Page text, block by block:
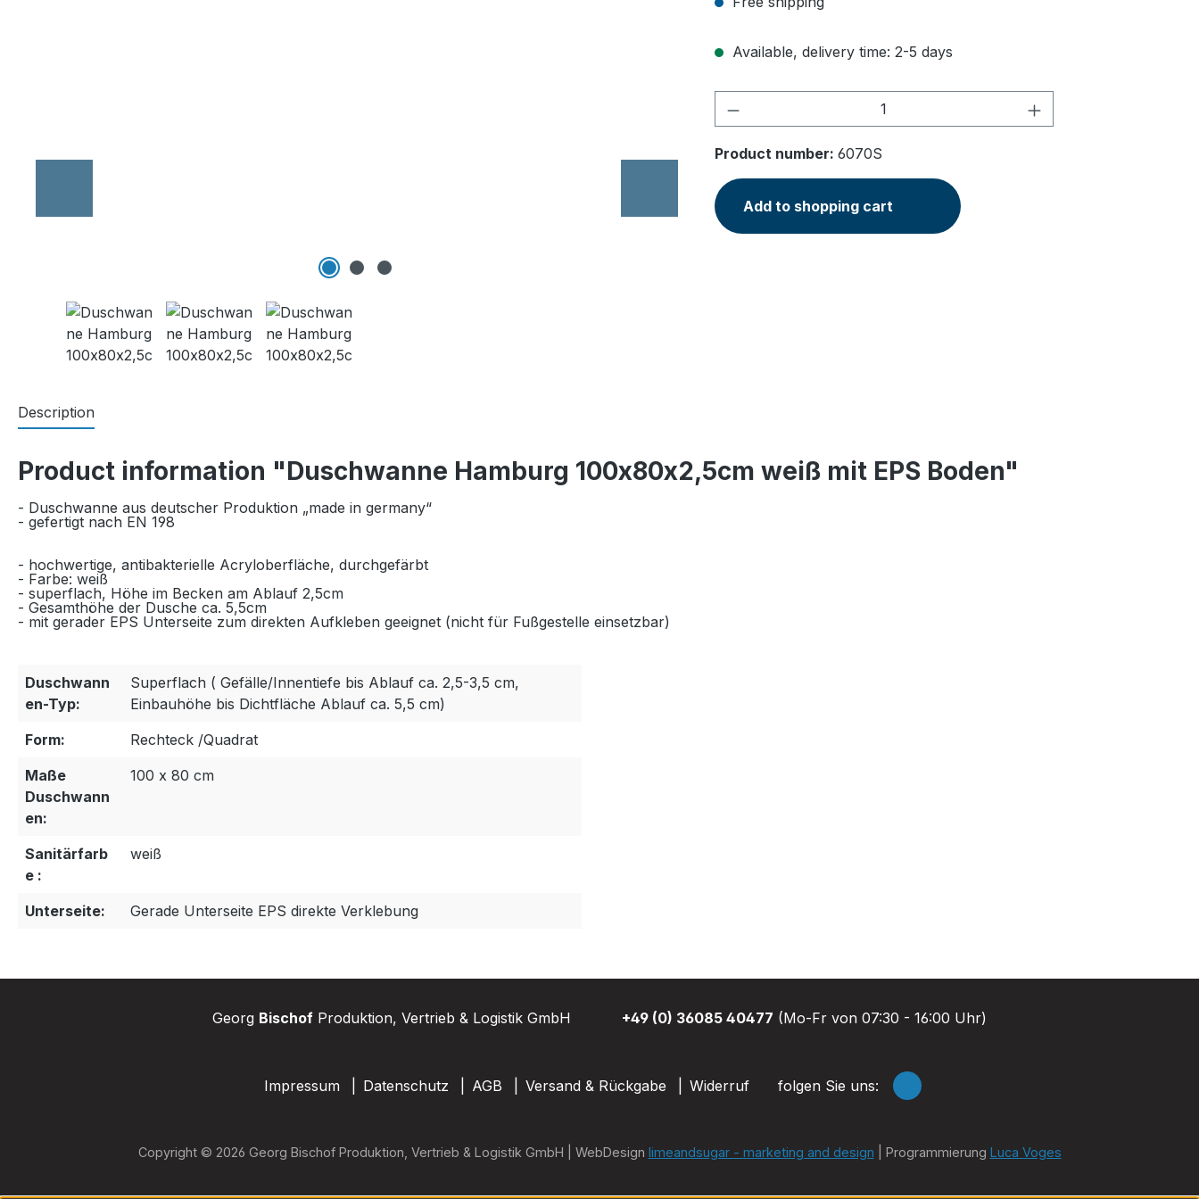
Available, delivery time: 2-5 days
Product Quantity: Enter the desired amount
Product number: 6070S
Add to shopping cart
Description
Product information "Duschwanne Hamburg 100x80x2,5cm weiß mit EPS Boden"
- Duschwanne aus deutscher Produktion „made in germany“
- gefertigt nach EN 198
- hochwertige, antibakterielle Acryloberfläche, durchgefärbt
- Farbe: weiß
- superflach, Höhe im Becken am Ablauf 2,5cm
- Gesamthöhe der Dusche ca. 5,5cm
- mit gerader EPS Unterseite zum direkten Aufkleben geeignet (nicht für Fußgestelle einsetzbar)
Duschwann
en-Typ:
Superflach ( Gefälle/Innentiefe bis Ablauf ca. 2,5-3,5 cm,
Einbauhöhe bis Dichtfläche Ablauf ca. 5,5 cm)
Form:
Rechteck /Quadrat
Maße
Duschwann
en:
100 x 80 cm
Sanitärfarb
e :
weiß
Unterseite: Gerade Unterseite EPS direkte Verklebung
Georg Bischof Produktion, Vertrieb & Logistik GmbH +49 (0) 36085 40477 (Mo-Fr von 07:30 - 16:00 Uhr)
Impressum Datenschutz AGB Versand & Rückgabe Widerruf folgen Sie uns:
Copyright © 2026 Georg Bischof Produktion, Vertrieb & Logistik GmbH | WebDesign limeandsugar - marketing and design | Programmierung Luca Voges